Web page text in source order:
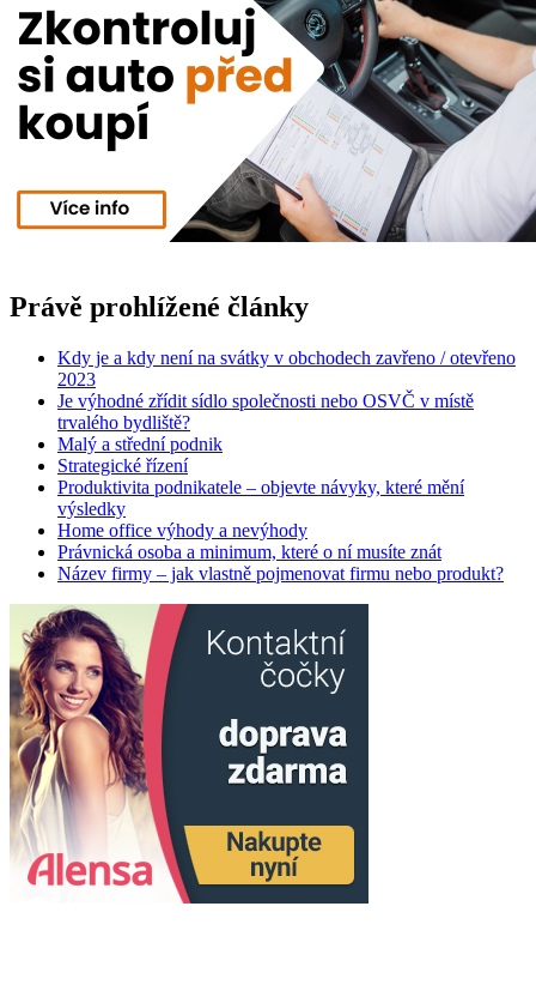
Právě prohlížené články
Kdy je a kdy není na svátky v obchodech zavřeno / otevřeno
2023
Je výhodné zřídit sídlo společnosti nebo OSVČ v místě
trvalého bydliště?
Malý a střední podnik
Strategické řízení
Produktivita podnikatele – objevte návyky, které mění
výsledky
Home office výhody a nevýhody
Právnická osoba a minimum, které o ní musíte znát
Název firmy – jak vlastně pojmenovat firmu nebo produkt?